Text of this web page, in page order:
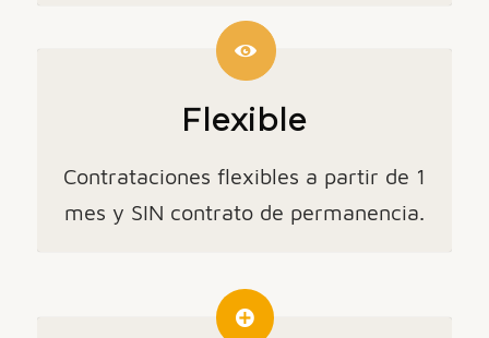
Flexible
Contrataciones flexibles a partir de 1
mes y SIN contrato de permanencia.